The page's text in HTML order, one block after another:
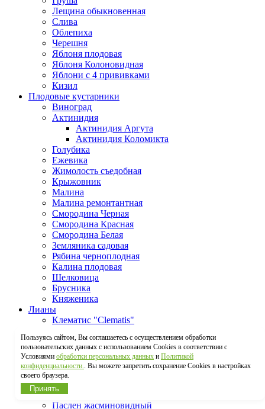
Лещина обыкновенная
Слива
Облепиха
Черешня
Яблоня плодовая
Яблоня Колоновидная
Яблони с 4 прививками
Кизил
Плодовые кустарники
Виноград
Актинидия
Актинидия Аргута
Актинидия Коломикта
Голубика
Ежевика
Жимолость съедобная
Крыжовник
Малина
Малина ремонтантная
Смородина Черная
Смородина Красная
Смородина Белая
Земляника садовая
Рябина черноплодная
Калина плодовая
Шелковица
Брусника
Княженика
Лианы
Клематис "Clematis"
Хмель обыкновенный
Актинидия
Древогубец
Виноград
Глициния
Тунбергия крылатая
Паслен жасминовидный
Пользуясь сайтом, Вы соглашаетесь с осуществлением обработки
пользовательских данных с использованием Cookies в соответствии с
Условиями обработки персональных данных и Политикой
конфиденциальности.. Вы можете запретить сохранение Cookies в настройках
своего браузера.
Принять